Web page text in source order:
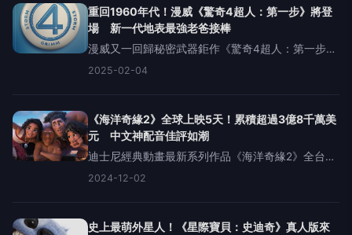
顯「OHANA就是
重回1960年代！漫威《驚奇4超人：第一步》將登
場 新一代地表最強老爸接棒
漫威又一回歸秘密武器鉅作《驚奇4超人：第一步》
將於今年七月震撼大銀幕全新出擊！稱為「漫威第
神威，能力強大空前無敵，包括新一代地表最強老
爸佩德羅帕斯卡接棒驚奇
2025-02-04
《海洋奇緣2》全球上映5天！累積超過3億8千萬美
元 中文神配音佳評如潮
迪士尼經典動畫最新系列作品《海洋奇緣2》全台大
銀幕現正磅礴熱映中！首週票房衝破紀錄！勇奪全
票房，更是刷新迪士尼動畫影史的開片票房紀錄，
全球更累計衝上3
2024-12-02
史上最萌外星人！《星際寶貝：史迪奇》真人版來